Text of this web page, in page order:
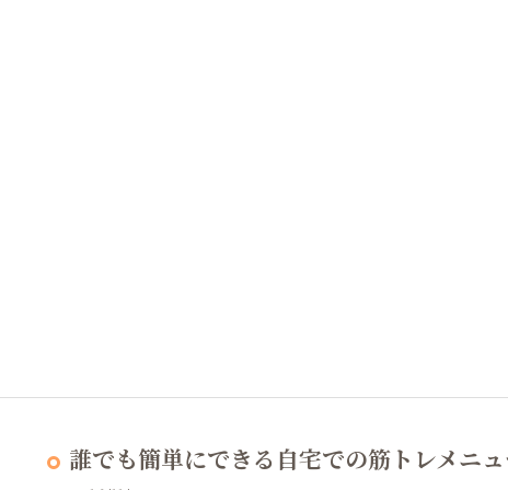
誰でも簡単にできる自宅での筋トレメニ